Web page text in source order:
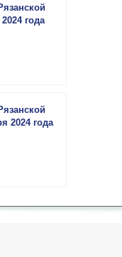
года
2024 года